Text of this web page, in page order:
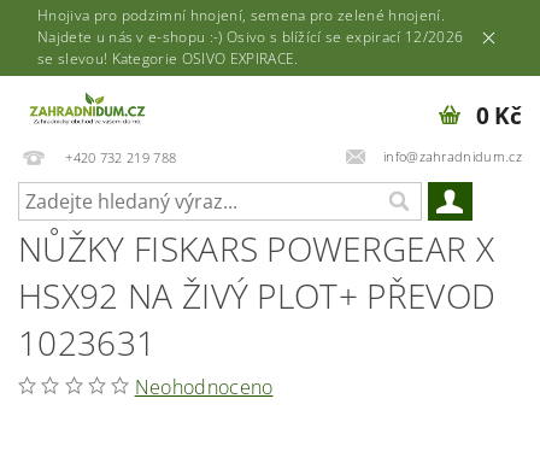
Hnojiva pro podzimní hnojení, semena pro zelené hnojení.
Najdete u nás v e-shopu :-) Osivo s blížící se expirací 12/2026
se slevou! Kategorie OSIVO EXPIRACE.
+420 732 219 788 info@zahradnidum.cz
0 Kč
NŮŽKY FISKARS POWERGEAR X
HSX92 NA ŽIVÝ PLOT+ PŘEVOD
1023631
Neohodnoceno